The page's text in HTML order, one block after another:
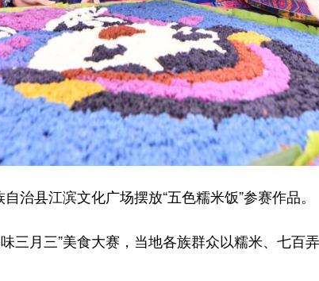
县江滨文化广场摆放“五色糯米饭”参赛作品。
月三”美食大赛，当地各族群众以糯米、七百